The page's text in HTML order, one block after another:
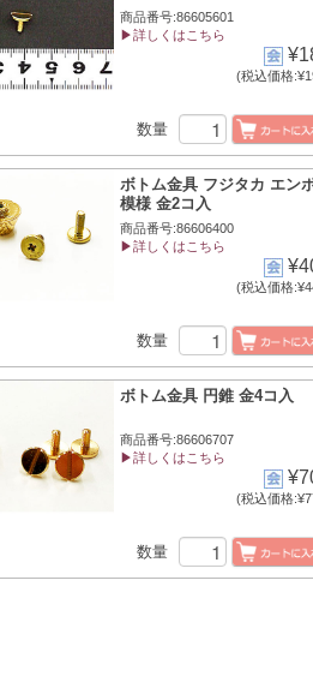
商品番号:86605601
▶詳しくはこちら
(税込価格
数量
ボトム金具 フジタカ エン
模様 金2コ入
商品番号:86606400
▶詳しくはこちら
(税込価格
数量
ボトム金具 円錐 金4コ入
商品番号:86606707
▶詳しくはこちら
(税込価格
数量